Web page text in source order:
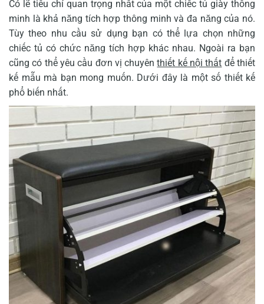
Có lẽ tiêu chí quan trọng nhất của một chiếc tủ giày thông
minh là khả năng tích hợp thông minh và đa năng của nó.
Tùy theo nhu cầu sử dụng bạn có thể lựa chọn những
chiếc tủ có chức năng tích hợp khác nhau. Ngoài ra bạn
cũng có thể yêu cầu đơn vị chuyênthiết kế nội thất để thiết
kế mẫu mà bạn mong muốn. Dưới đây là một số thiết kế
phổ biến nhất.